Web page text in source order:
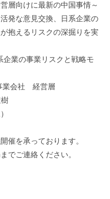
層向けに最新の中国事情～
発な意見交換、日系企業の
抱えるリスクの深掘りを実
企業の事業リスクと戦略モ
業会社 経営層
催を承っております。
でご連絡ください。